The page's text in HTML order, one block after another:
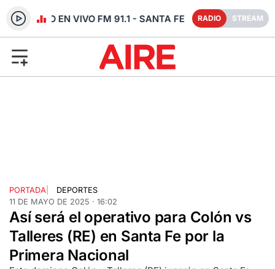
RADIO EN VIVO FM 91.1 - SANTA FE RADIO STREAM
PORTADA
DEPORTES
11 DE MAYO DE 2025 · 16:02
Así será el operativo para Colón vs
Talleres (RE) en Santa Fe por la
Primera Nacional